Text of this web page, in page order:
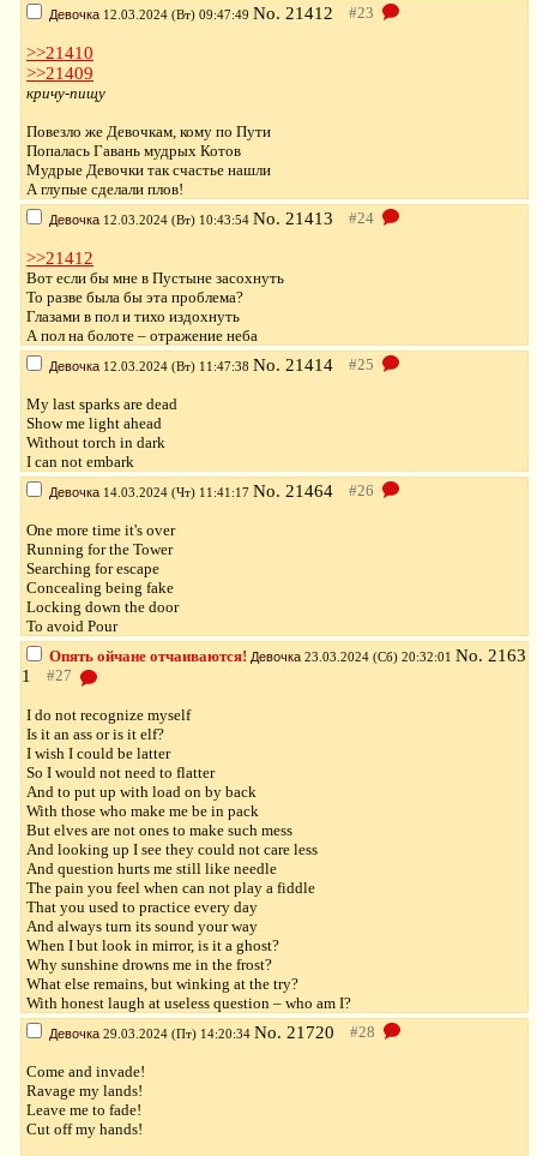
Девочка 12.03.2024 (Вт) 09:47:49 No. 21412
>>21410
>>21409
кричу-пищу
Повезло же Девочкам, кому по Пути
Попалась Гавань мудрых Котов
Мудрые Девочки так счастье нашли
А глупые сделали плов!
Девочка 12.03.2024 (Вт) 10:43:54 No. 21413
>>21412
Вот если бы мне в Пустыне засохнуть
То разве была бы эта проблема?
Глазами в пол и тихо издохнуть
А пол на болоте – отражение неба
Девочка 12.03.2024 (Вт) 11:47:38 No. 21414
My last sparks are dead
Show me light ahead
Without torch in dark
I can not embark
Девочка 14.03.2024 (Чт) 11:41:17 No. 21464
One more time it's over
Running for the Tower
Searching for escape
Concealing being fake
Locking down the door
To avoid Pour
Опять ойчане отчаиваются! Девочка 23.03.2024 (Сб) 20:32:01 No. 2163
1
I do not recognize myself
Is it an ass or is it elf?
I wish I could be latter
So I would not need to flatter
And to put up with load on by back
With those who make me be in pack
But elves are not ones to make such mess
And looking up I see they could not care less
And question hurts me still like needle
The pain you feel when can not play a fiddle
That you used to practice every day
And always turn its sound your way
When I but look in mirror, is it a ghost?
Why sunshine drowns me in the frost?
What else remains, but winking at the try?
With honest laugh at useless question – who am I?
Девочка 29.03.2024 (Пт) 14:20:34 No. 21720
Come and invade!
Ravage my lands!
Leave me to fade!
Cut off my hands!